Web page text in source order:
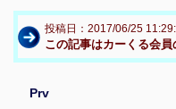
投稿日：2017/06/25
この記事はカーくる会員
Prv